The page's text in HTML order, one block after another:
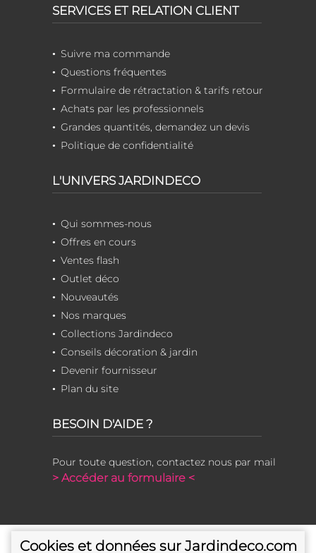
SERVICES ET RELATION CLIENT
Suivre ma commande
Questions fréquentes
Formulaire de rétractation & tarifs retour
Achats par les professionnels
Grandes quantités, demandez un devis
Politique de confidentialité
L'UNIVERS JARDINDECO
Qui sommes-nous
Offres en cours
Ventes flash
Outlet déco
Nouveautés
Nos marques
Collections Jardindeco
Conseils décoration & jardin
Devenir fournisseur
Plan du site
BESOIN D'AIDE ?
Pour toute question, contactez nous par mail
> Accéder au formulaire <
Cookies et données sur Jardindeco.com